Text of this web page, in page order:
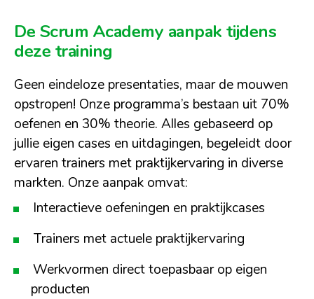
De Scrum Academy aanpak tijdens
deze training
Geen eindeloze presentaties, maar de mouwen
opstropen! Onze programma’s bestaan uit 70%
oefenen en 30% theorie. Alles gebaseerd op
jullie eigen cases en uitdagingen, begeleidt door
ervaren trainers met praktijkervaring in diverse
markten. Onze aanpak omvat:
Interactieve oefeningen en praktijkcases
Trainers met actuele praktijkervaring
Werkvormen direct toepasbaar op eigen
producten